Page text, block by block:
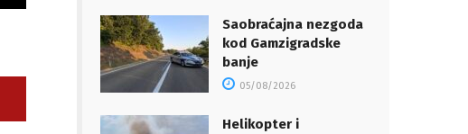
Saobraćajna nezgoda
kod Gamzigradske
banje
05/08/2026
Helikopter i